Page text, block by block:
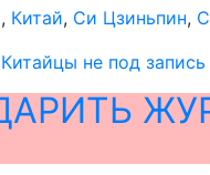
, Китай, Си Цзиньпин,
Китайцы не под